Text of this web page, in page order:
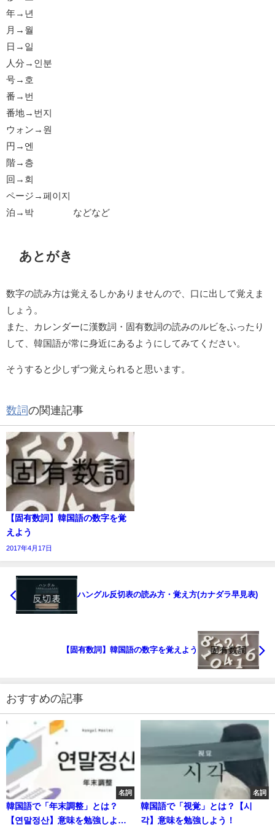
年→년
月→월
日→일
人分→인분
号→호
番→번
番地→번지
ウォン→원
円→엔
階→층
回→회
ページ→페이지
泊→박 などなど
あとがき
数字の読み方は覚えるしかありませんので、口に出して覚えま
しょう。
また、カレンダーに漢数詞・固有数詞の読みのルビをふったり
して、韓国語が常に身近にあるようにしてみてください。
そうすると少しずつ覚えられると思います。
数詞の関連記事
【固有数詞】韓国語の数字を覚
えよう
2017年4月17日
ハングル反切表の読み方・覚え方(カナダラ早見表)
【固有数詞】韓国語の数字を覚えよう
おすすめの記事
名詞
韓国語で「年末調整」とは？
【연말정산】意味を勉強しよ
名詞
韓国語で「視覚」とは？【시
각】意味を勉強しよう！